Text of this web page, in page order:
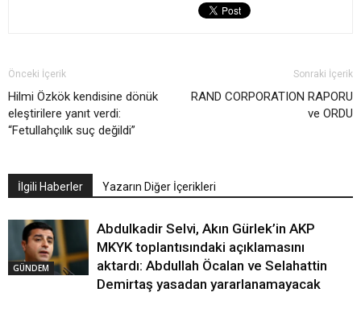
Önceki İçerik
Hilmi Özkök kendisine dönük
eleştirilere yanıt verdi:
“Fetullahçılık suç değildi”
Sonraki İçerik
RAND CORPORATION RAPORU
ve ORDU
İlgili Haberler Yazarın Diğer İçerikleri
GÜNDEM
Abdulkadir Selvi, Akın Gürlek’in AKP
MKYK toplantısındaki açıklamasını
aktardı: Abdullah Öcalan ve Selahattin
Demirtaş yasadan yararlanamayacak